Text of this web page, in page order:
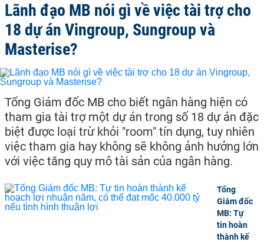
Lãnh đạo MB nói gì về việc tài trợ cho
18 dự án Vingroup, Sungroup và
Masterise?
Tổng Giám đốc MB cho biết ngân hàng hiện có
tham gia tài trợ một dự án trong số 18 dự án đặc
biệt được loại trừ khỏi "room" tín dụng, tuy nhiên
việc tham gia hay không sẽ không ảnh hưởng lớn
với việc tăng quy mô tài sản của ngân hàng.
Tổng
Giám đốc
MB: Tự
tin hoàn
thành kế